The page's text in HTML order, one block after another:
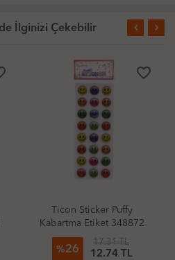
İlginizi Çekebilir
favorite_border
Ticon Sticker Puffy
Kabartma Etiket 348872
Gülen Yüz
%26
17.31 TL
12.74 TL